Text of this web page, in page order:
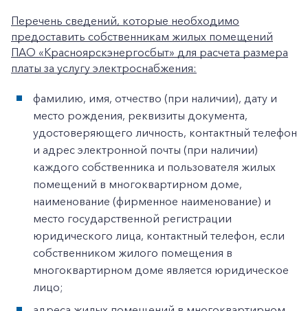
Перечень сведений, которые необходимо
предоставить собственникам жилых помещений
ПАО «Красноярскэнергосбыт» для расчета размера
платы за услугу электроснабжения:
фамилию, имя, отчество (при наличии), дату и
место рождения, реквизиты документа,
удостоверяющего личность, контактный телефон
и адрес электронной почты (при наличии)
каждого собственника и пользователя жилых
помещений в многоквартирном доме,
наименование (фирменное наименование) и
место государственной регистрации
юридического лица, контактный телефон, если
собственником жилого помещения в
многоквартирном доме является юридическое
лицо;